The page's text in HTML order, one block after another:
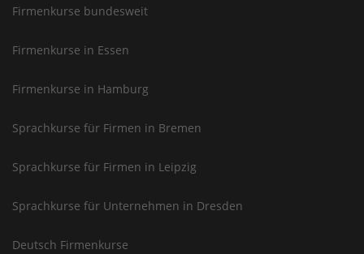
Firmenkurse bundesweit
Firmenkurse in Essen
Firmenkurse in Hamburg
Sprachkurse für Firmen in Bremen
Sprachkurse für Firmen in Leipzig
Sprachkurse für Unternehmen in Dresden
Deutsch Firmenkurse